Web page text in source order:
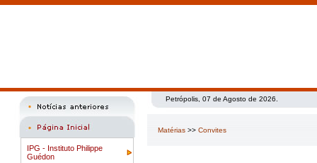
IPG - Instituto Philippe
Guédon
Petrópolis, 07 de Agosto de 2026.
Matérias >> Convites